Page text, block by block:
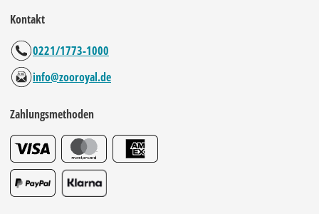
Kontakt
0221/1773-1000
info@zooroyal.de
Zahlungsmethoden